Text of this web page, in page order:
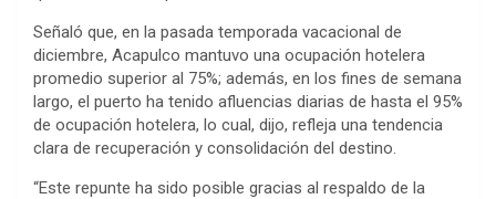
Señaló que, en la pasada temporada vacacional de
diciembre, Acapulco mantuvo una ocupación hotelera
promedio superior al 75%; además, en los fines de semana
largo, el puerto ha tenido afluencias diarias de hasta el 95%
de ocupación hotelera, lo cual, dijo, refleja una tendencia
clara de recuperación y consolidación del destino.
“Este repunte ha sido posible gracias al respaldo de la